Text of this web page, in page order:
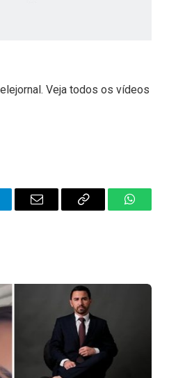
Veja todos os vídeos
Email
Copy